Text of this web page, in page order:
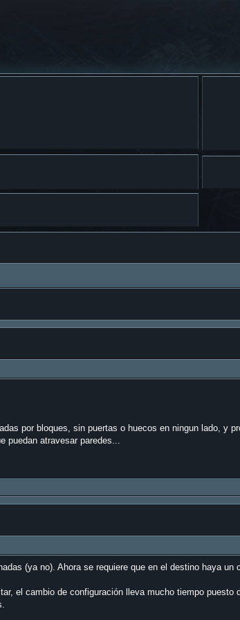
por bloques, sin puertas o huecos en ningun lado, y
puedan atravesar paredes...
(ya no). Ahora se requiere que en el destino haya un
el cambio de configuración lleva mucho tiempo puesto